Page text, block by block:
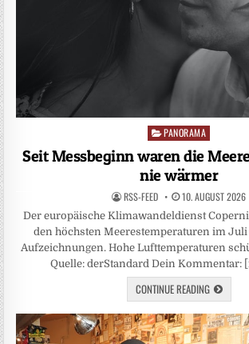
Posted
PANORAMA
Seit Messbeginn waren die
nie wärmer
RSS-FEED 10. AUGUST 2026
Der europäische Klimawandeldienst
den höchsten Meerestemperaturen im
Aufzeichnungen. Hohe Lufttemperaturen
Quelle: derStandard Dein Kommentar:
CONTINUE READING